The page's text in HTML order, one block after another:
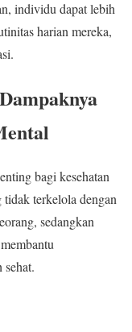
individu dapat lebih
harian mereka,
bagi kesehatan
terkelola dengan
sedangkan